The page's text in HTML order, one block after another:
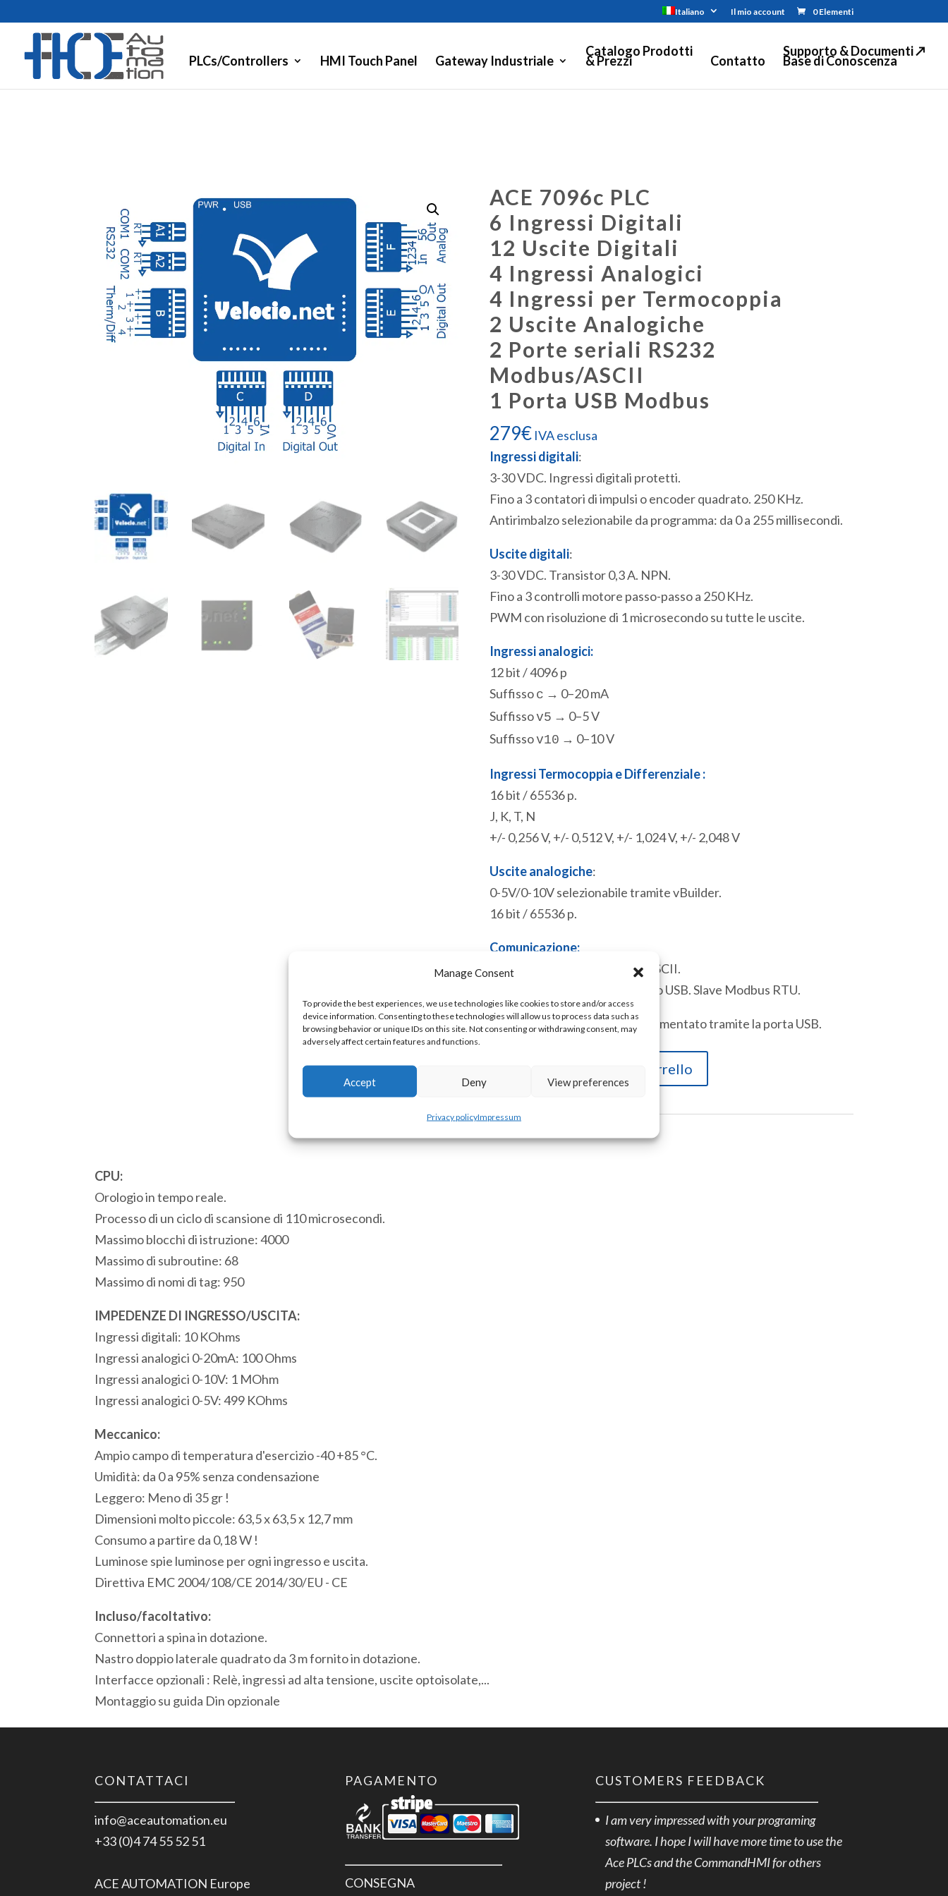
Manage Consent
To provide the best experiences, we use technologies like cookies to store and/or access
device information. Consenting to these technologies will allow us to process data such as
browsing behavior or unique IDs on this site. Not consenting or withdrawing consent, may
adversely affect certain features and functions.
Accept Deny View preferences
Privacy policyImpressum
Italiano Il mio account 0 Elementi
PLCs/Controllers HMI Touch Panel Gateway Industriale
Catalogo Prodotti
& Prezzi Contatto
Supporto & Documenti ↗
Base di Conoscenza
ACE 7096c PLC
6 Ingressi Digitali
12 Uscite Digitali
4 Ingressi Analogici
4 Ingressi per Termocoppia
2 Uscite Analogiche
2 Porte seriali RS232
Modbus/ASCII
1 Porta USB Modbus
279€ IVA esclusa
Ingressi digitali:
3-30 VDC. Ingressi digitali protetti.
Fino a 3 contatori di impulsi o encoder quadrato. 250 KHz.
Antirimbalzo selezionabile da programma: da 0 a 255 millisecondi.
Uscite digitali:
3-30 VDC. Transistor 0,3 A. NPN.
Fino a 3 controlli motore passo-passo a 250 KHz.
PWM con risoluzione di 1 microsecondo su tutte le uscite.
Ingressi analogici:
12 bit / 4096 p
Suffisso c → 0–20 mA
Suffissov5 → 0–5 V
Suffissov10 → 0–10 V
Ingressi Termocoppia e Differenziale :
16 bit / 65536 p.
J, K, T, N
+/- 0,256 V, +/- 0,512 V, +/- 1,024 V, +/- 2,048 V
Uscite analogiche:
0-5V/0-10V selezionabile tramite vBuilder.
16 bit / 65536 p.
Comunicazione:
RS232. Slave Modbus RTU o ASCII.
Porta di programmazione Micro USB. Slave Modbus RTU.
Nota: il 7096 non può essere alimentato tramite la porta USB.
6
Ingressi
Aggiungi al carrello
CPU:
Orologio in tempo reale.
Processo di un ciclo di scansione di 110 microsecondi.
Massimo blocchi di istruzione: 4000
Massimo di subroutine: 68
Massimo di nomi di tag: 950
IMPEDENZE DI INGRESSO/USCITA:
Ingressi digitali: 10 KOhms
Ingressi analogici 0-20mA: 100 Ohms
Ingressi analogici 0-10V: 1 MOhm
Ingressi analogici 0-5V: 499 KOhms
Meccanico:
Ampio campo di temperatura d'esercizio -40 +85 °C.
Umidità: da 0 a 95% senza condensazione
Leggero: Meno di 35 gr !
Dimensioni molto piccole: 63,5 x 63,5 x 12,7 mm
Consumo a partire da 0,18 W !
Luminose spie luminose per ogni ingresso e uscita.
Direttiva EMC 2004/108/CE 2014/30/EU - CE
Incluso/facoltativo:
Connettori a spina in dotazione.
Nastro doppio laterale quadrato da 3 m fornito in dotazione.
Interfacce opzionali : Relè, ingressi ad alta tensione, uscite optoisolate,...
Montaggio su guida Din opzionale
CONTATTACI
info@aceautomation.eu
+33 (0)4 74 55 52 51
ACE AUTOMATION Europe
PAGAMENTO
CONSEGNA
CUSTOMERS FEEDBACK
I am very impressed with your programing
software. I hope I will have more time to use the
Ace PLCs and the CommandHMI for others
project !